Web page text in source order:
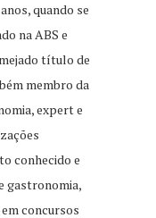
quando se
na ABS e
título de
membro da
expert e
conhecido e
gastronomia,
concursos